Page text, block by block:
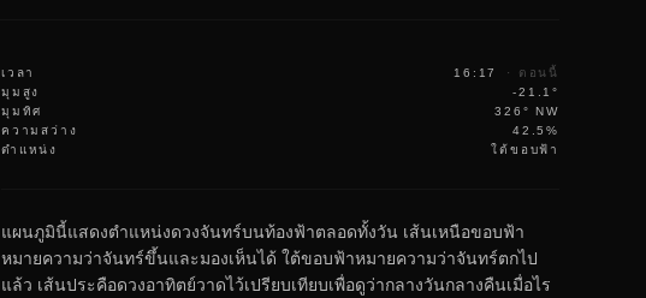
เวลา 16:17 ·
ตอนนี้
มุมสูง
-21.1°
มุมทิศ
326° NW
ความสว่าง
42.5%
ตำแหน่ง
ใต้ขอบฟ้า
แผนภูมินี้แสดงตำแหน่งดวงจันทร์บนท้องฟ้าตลอดทั้งวัน เส้นเหนือขอบฟ้า
หมายความว่าจันทร์ขึ้นและมองเห็นได้ ใต้ขอบฟ้าหมายความว่าจันทร์ตกไป
แล้ว เส้นประคือดวงอาทิตย์วาดไว้เปรียบเทียบเพื่อดูว่ากลางวันกลางคืนเมื่อไร